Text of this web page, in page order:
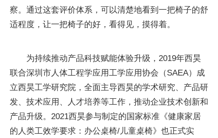
察。通过这套评价体系，可以清楚地看到一把椅子的舒
适程度，让一把椅子的好，看得见，摸得着。
为持续推动产品科技赋能体验升级，2019年西昊
联合深圳市人体工程学应用工学应用协会（SAEA）成
立西昊工学研究院，全面主导西昊的学术研究、产品研
发、技术应用、人才培养等工作，推动企业技术创新和
产品升级。2021西昊参与制定的国家标准《健康家居
的人类工效学要求：办公桌椅/儿童桌椅》也正式实